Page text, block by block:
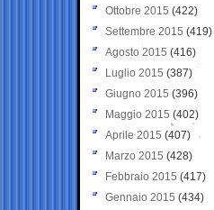
Ottobre 2015 (422)
Settembre 2015 (419)
Agosto 2015 (416)
Luglio 2015 (387)
Giugno 2015 (396)
Maggio 2015 (402)
Aprile 2015 (407)
Marzo 2015 (428)
Febbraio 2015 (417)
Gennaio 2015 (434)